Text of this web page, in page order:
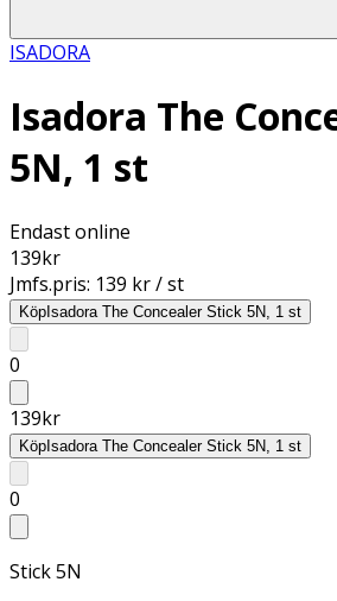
ISADORA
Isadora The
5N, 1 st
Endast online
139kr
Jmfs.pris: 139 kr / st
KöpIsadora The Concealer Stick 5N, 1 st
0
139kr
KöpIsadora The Concealer Stick 5N, 1 st
0
Stick 5N